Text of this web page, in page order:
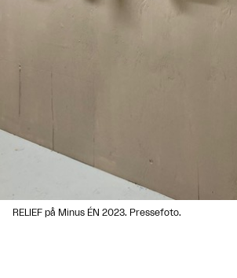
RELIEF på Minus ÉN 2023. Pressefoto.